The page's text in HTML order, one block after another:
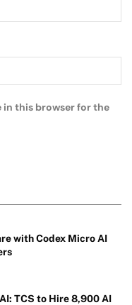
in this browser for the
with Codex Micro AI
TCS to Hire 8,900 AI